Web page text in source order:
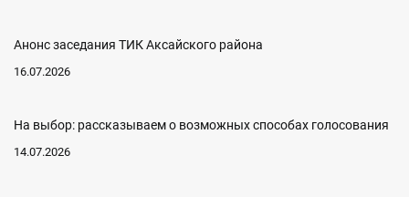
Анонс заседания ТИК Аксайского района
16.07.2026
На выбор: рассказываем о возможных способах голосования
14.07.2026